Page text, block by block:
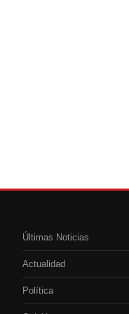
Últimas Noticias
Actualidad
Política